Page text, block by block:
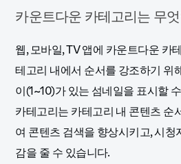
카운트다운 카테고리는 무
웹, 모바일, TV 앱에 카운트다운 카
테고리 내에서 순서를 강조하기 위
이(1~10)가 있는 섬네일을 표시할
카테고리는 카테고리 내 콘텐츠 순
여 콘텐츠 검색을 향상시키고, 시
감을 줄 수 있습니다.